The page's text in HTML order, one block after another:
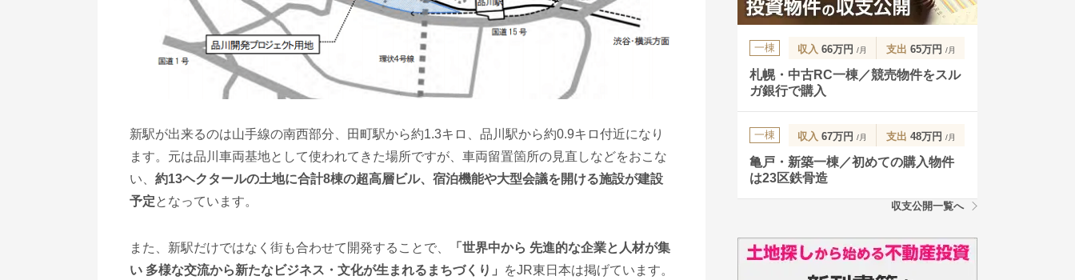
新駅が出来るのは山手線の南西部分、田町駅から約1.3キロ、品川駅から約0.9キロ付近になり
ます。元は品川車両基地として使われてきた場所ですが、車両留置箇所の見直しなどをおこな
い、 約13ヘクタールの土地に合計8棟の超高層ビル、宿泊機能や大型会議を開ける施設が建設
予定となっています。
また、新駅だけではなく街も合わせて開発することで、
「世界中から 先進的な企業と人材が集
い 多様な交流から新たなビジネス・文化が生まれるまちづくり」
をJR東日本は掲げています。
一棟 収入 66万円 /月 支出 65万円 /月
札幌・中古RC一棟／競売物件をスル
ガ銀行で購入
一棟 収入 67万円 /月 支出 48万円 /月
亀戸・新築一棟／初めての購入物件
は23区鉄骨造
収支公開一覧へ